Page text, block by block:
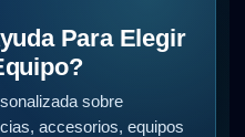
Para Elegir
sobre
accesorios, equipos